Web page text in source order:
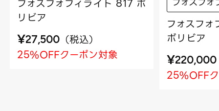
フォスフォフィライト 817 ボ
リビア
¥27,500 （税込）
25%OFFクーポン対象
フォスフ
ボリビア
¥220,000
25%OFF